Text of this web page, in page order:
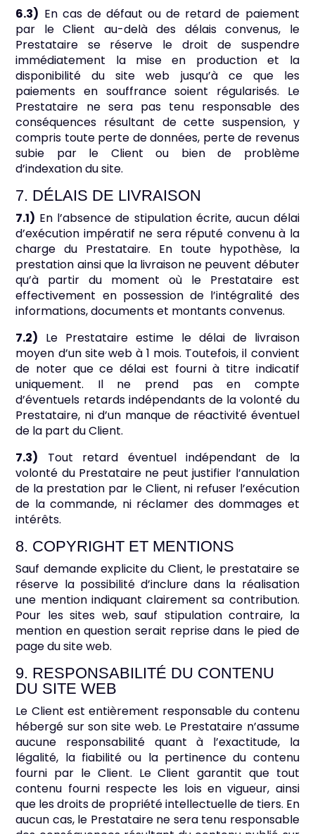
6.3) En cas de défaut ou de retard de paiement
par le Client au-delà des délais convenus, le
Prestataire se réserve le droit de suspendre
immédiatement la mise en production et la
disponibilité du site web jusqu’à ce que les
paiements en souffrance soient régularisés. Le
Prestataire ne sera pas tenu responsable des
conséquences résultant de cette suspension, y
compris toute perte de données, perte de revenus
subie par le Client ou bien de problème
d’indexation du site.
7. DÉLAIS DE LIVRAISON
7.1) En l’absence de stipulation écrite, aucun délai
d’exécution impératif ne sera réputé convenu à la
charge du Prestataire. En toute hypothèse, la
prestation ainsi que la livraison ne peuvent débuter
qu’à partir du moment où le Prestataire est
effectivement en possession de l’intégralité des
informations, documents et montants convenus.
7.2) Le Prestataire estime le délai de livraison
moyen d’un site web à 1 mois. Toutefois, il convient
de noter que ce délai est fourni à titre indicatif
uniquement. Il ne prend pas en compte
d’éventuels retards indépendants de la volonté du
Prestataire, ni d’un manque de réactivité éventuel
de la part du Client.
7.3) Tout retard éventuel indépendant de la
volonté du Prestataire ne peut justifier l’annulation
de la prestation par le Client, ni refuser l’exécution
de la commande, ni réclamer des dommages et
intérêts.
8. COPYRIGHT ET MENTIONS
Sauf demande explicite du Client, le prestataire se
réserve la possibilité d’inclure dans la réalisation
une mention indiquant clairement sa contribution.
Pour les sites web, sauf stipulation contraire, la
mention en question serait reprise dans le pied de
page du site web.
9. RESPONSABILITÉ DU CONTENU
DU SITE WEB
Le Client est entièrement responsable du contenu
hébergé sur son site web. Le Prestataire n’assume
aucune responsabilité quant à l’exactitude, la
légalité, la fiabilité ou la pertinence du contenu
fourni par le Client. Le Client garantit que tout
contenu fourni respecte les lois en vigueur, ainsi
que les droits de propriété intellectuelle de tiers. En
aucun cas, le Prestataire ne sera tenu responsable